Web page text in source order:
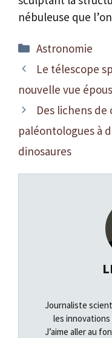
nébuleuse que
Catégories
Astronomie
Le télescope
nouvelle vue
Des lichens
paléontologues à
dinosaures
Journaliste
les
J’aime aller au